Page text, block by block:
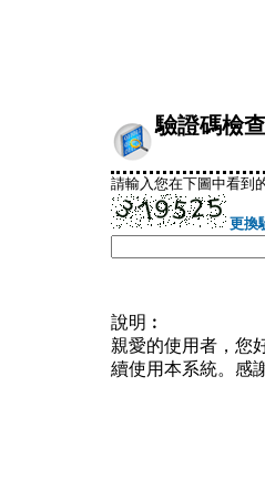
驗證碼檢
請輸入您在下圖中看到
更換
說明︰
親愛的使用者，您
續使用本系統。感